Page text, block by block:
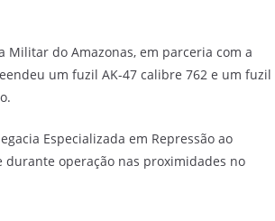
Militar do Amazonas, em parceria com a
um fuzil AK-47 calibre 762 e um fuzil
Especializada em Repressão ao
durante operação nas proximidades no